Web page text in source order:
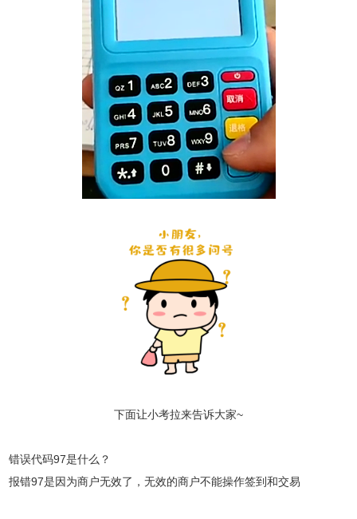
下面让小考拉来告诉大家~
错误代码97是什么？
报错97是因为商户无效了，无效的商户不能操作签到和交易